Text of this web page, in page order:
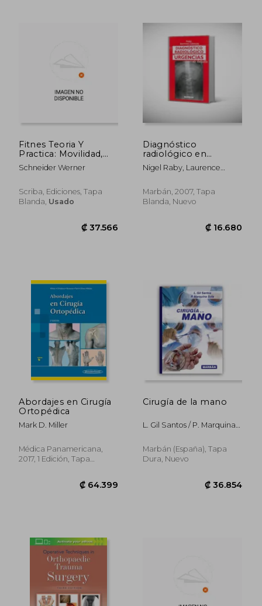
Fitnes Teoria Y
Practica: Movilidad,
Fuerza Y Resistencia
Schneider Werner
Scriba, Ediciones, Tapa
Blanda, Usado
₡ 37.566
Diagnóstico
radiológico en
urgencias
Nigel Raby, Laurence
Marbán, 2007, Tapa
Blanda, Nuevo
Abordajes en Cirugía
Ortopédica
Mark D. Miller
Médica Panamericana,
2017, 1 Edición, Tapa
Cirugía de la mano
L. Gil Santos / P. Marquina
Marbán (España), Tapa
Dura, Nuevo